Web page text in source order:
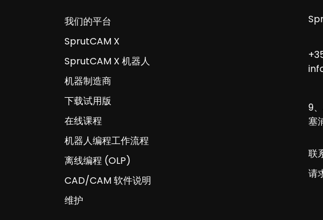
我们的平台
SprutCAM X
SprutCAM X 机器人
机器制造商
下载试用版
在线课程
机器人编程工作流程
离线编程 (OLP)
CAD/CAM 软件说明
维护
9
塞
联
请